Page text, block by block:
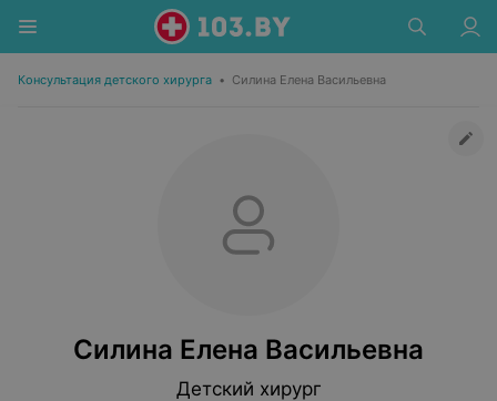
Консультация детского хирурга • Силина Елена Васильевна
Силина Елена Васильевна
Детский хирург